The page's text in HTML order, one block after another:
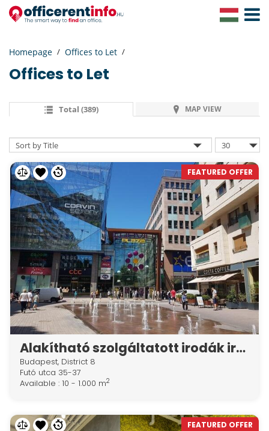
Toggle
Homepage Offices to Let
Offices to Let
Total (389) MAP VIEW
FEATURED OFFER
Alakítható szolgáltatott irodák irodák a Spaces Corvin Towersben
Budapest, District 8
Futó utca 35-37
Available : 10 - 1.000 m2
FEATURED OFFER